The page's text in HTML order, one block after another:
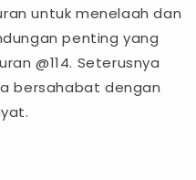
untuk menelaah dan
penting yang
@114. Seterusnya
bersahabat dengan